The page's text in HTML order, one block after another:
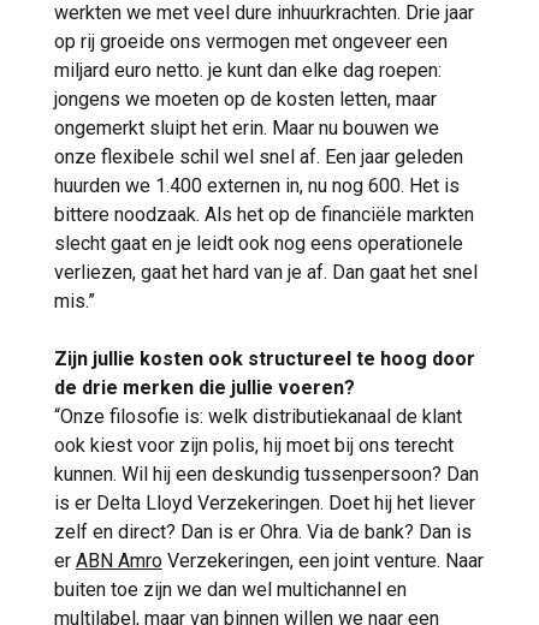
werkten we met veel dure inhuurkrachten. Drie jaar
op rij groeide ons vermogen met ongeveer een
miljard euro netto. je kunt dan elke dag roepen:
jongens we moeten op de kosten letten, maar
ongemerkt sluipt het erin. Maar nu bouwen we
onze flexibele schil wel snel af. Een jaar geleden
huurden we 1.400 externen in, nu nog 600. Het is
bittere noodzaak. Als het op de financiële markten
slecht gaat en je leidt ook nog eens operationele
verliezen, gaat het hard van je af. Dan gaat het snel
mis.”
Zijn jullie kosten ook structureel te hoog door
de drie merken die jullie voeren?
“Onze filosofie is: welk distributiekanaal de klant
ook kiest voor zijn polis, hij moet bij ons terecht
kunnen. Wil hij een deskundig tussenpersoon? Dan
is er Delta Lloyd Verzekeringen. Doet hij het liever
zelf en direct? Dan is er Ohra. Via de bank? Dan is
er ABN Amro Verzekeringen, een joint venture. Naar
buiten toe zijn we dan wel multichannel en
multilabel, maar van binnen willen we naar een